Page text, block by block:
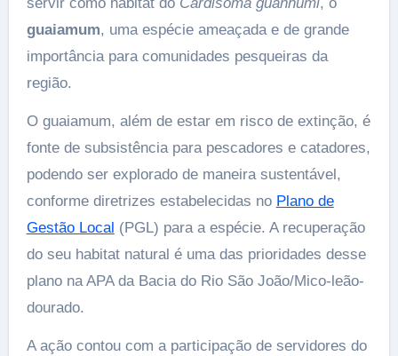
guaiamum, uma espécie ameaçada e de grande
importância para comunidades pesqueiras da
região.
O guaiamum, além de estar em risco de extinção, é
fonte de subsistência para pescadores e catadores,
podendo ser explorado de maneira sustentável,
conforme diretrizes estabelecidas no Plano de
Gestão Local (PGL) para a espécie. A recuperação
do seu habitat natural é uma das prioridades desse
plano na APA da Bacia do Rio São João/Mico-leão-
dourado.
A ação contou com a participação de servidores do